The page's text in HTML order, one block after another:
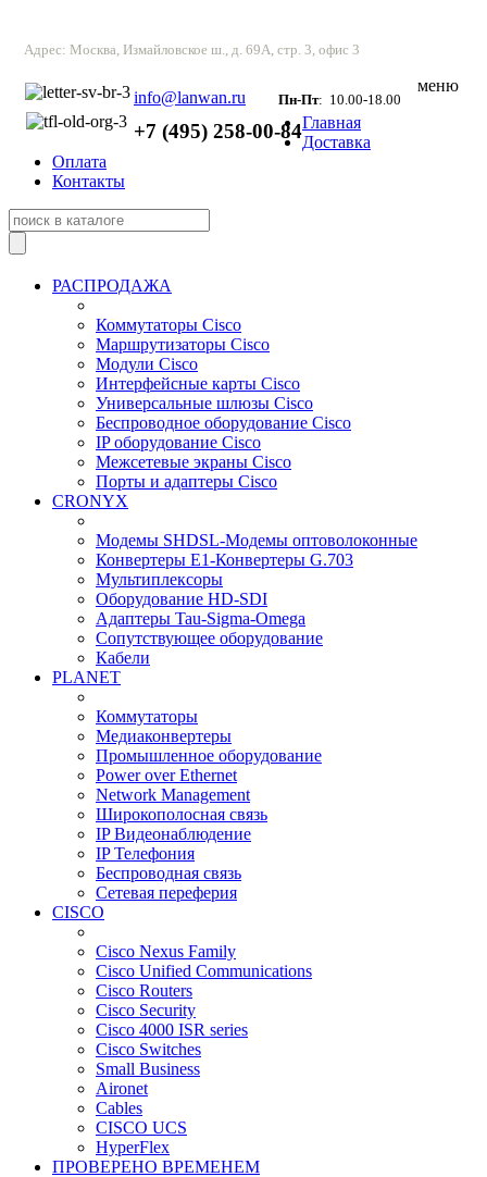
Адрес: Москва, Измайловское ш., д. 69А, стр. 3, офис 3
info@lanwan.ru Пн-Пт: 10.00-18.00
+7 (495) 258-00-84
меню
Главная
Доставка
Оплата
Контакты
РАСПРОДАЖА
Коммутаторы Cisco
Маршрутизаторы Cisco
Модули Cisco
Интерфейсные карты Cisco
Универсальные шлюзы Cisco
Беспроводное оборудование Cisco
IP оборудование Cisco
Межсетевые экраны Cisco
Порты и адаптеры Cisco
CRONYX
Модемы SHDSL-Модемы оптоволоконные
Конвертеры Е1-Конвертеры G.703
Мультиплексоры
Оборудование HD-SDI
Адаптеры Tau-Sigma-Omega
Сопутствующее оборудование
Кабели
PLANET
Коммутаторы
Медиаконвертеры
Промышленное оборудование
Power over Ethernet
Network Management
Широкополосная связь
IP Видеонаблюдение
IP Телефония
Беспроводная связь
Сетевая переферия
CISCO
Cisco Nexus Family
Cisco Unified Communications
Cisco Routers
Cisco Security
Cisco 4000 ISR series
Cisco Switches
Small Business
Aironet
Cables
CISCO UCS
HyperFlex
ПРОВЕРЕНО ВРЕМЕНЕМ